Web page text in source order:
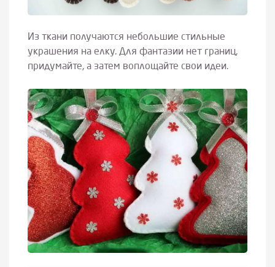
Из ткани получаются небольшие стильные
украшения на елку. Для фантазии нет границ,
придумайте, а затем воплощайте свои идеи.